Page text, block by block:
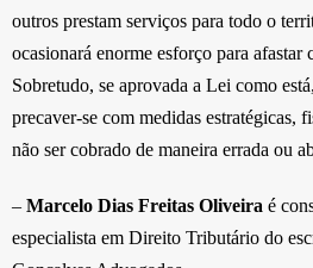
outros prestam serviços para todo o
ocasionará enorme esforço para afastar
Sobretudo, se aprovada a Lei como
precaver-se com medidas estratégicas,
não ser cobrado de maneira errada ou
– Marcelo Dias Freitas Oliveira é
especialista em Direito Tributário do